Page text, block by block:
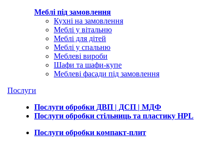
Меблі під замовлення
Кухні на замовлення
Меблі у вітальню
Меблі для дітей
Меблі у спальню
Меблеві вироби
Шафи та шафи-купе
Меблеві фасади під замовлення
Послуги
Послуги обробки ДВП | ДСП | МДФ
Послуги обробки стільниць та пластику HPL
Послуги обробки компакт-плит